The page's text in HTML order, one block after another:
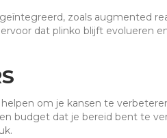
zoals augmented
dat plinko blijft evolueren
om je kansen te
budget dat je bereid bent te